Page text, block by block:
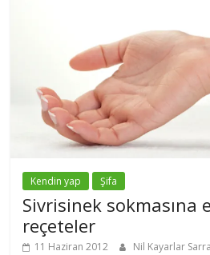
Kendin yap Şifa
Sivrisinek sokmasına
reçeteler
11 Haziran 2012 Nil Kayarlar